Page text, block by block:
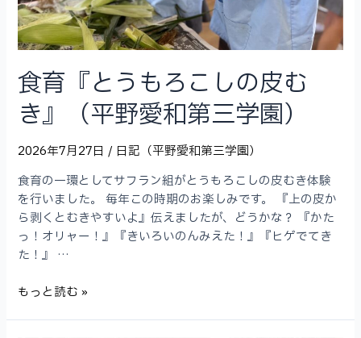
食育『とうもろこしの皮む
き』（平野愛和第三学園）
2026年7月27日/ 日記（平野愛和第三学園）
食育の一環としてサフラン組がとうもろこしの皮むき体験
を行いました。 毎年この時期のお楽しみです。 『上の皮か
ら剥くとむきやすいよ』伝えましたが、どうかな？ 『かた
っ！オリャー！』『きいろいのんみえた！』『ヒゲでてき
た！』 …
食
もっと読む »